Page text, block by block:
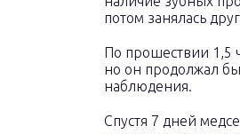
потом занялась
По прошествии 1,5
но он продолжал
наблюдения.
Спустя 7 дней